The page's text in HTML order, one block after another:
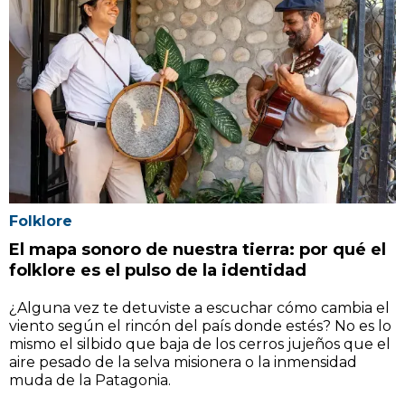
Folklore
El mapa sonoro de nuestra tierra: por qué el
folklore es el pulso de la identidad
¿Alguna vez te detuviste a escuchar cómo cambia el
viento según el rincón del país donde estés? No es lo
mismo el silbido que baja de los cerros jujeños que el
aire pesado de la selva misionera o la inmensidad
muda de la Patagonia.